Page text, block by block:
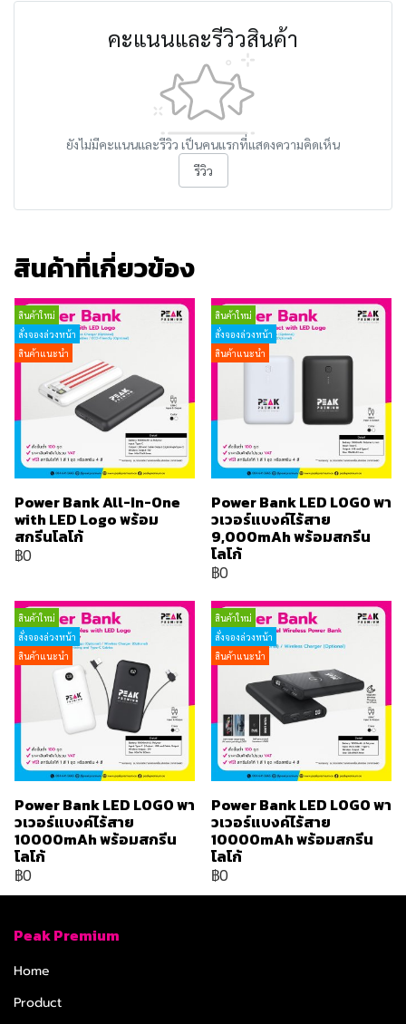
คะแนนและรีวิวสินค้า
ยังไม่มีคะแนนและรีวิว เป็นคนแรกที่แสดงความคิดเห็น
รีวิว
สินค้าที่เกี่ยวข้อง
สินค้าใหม่
สั่งจองล่วงหน้า
สินค้าแนะนำ
Power Bank All-In-One
with LED Logo พร้อม
สกรีนโลโก้
฿0
สินค้าใหม่
สั่งจองล่วงหน้า
สินค้าแนะนำ
Power Bank LED LOGO พา
วเวอร์แบงค์ไร้สาย
9,000mAh พร้อมสกรีน
โลโก้
฿0
สินค้าใหม่
สั่งจองล่วงหน้า
สินค้าแนะนำ
Power Bank LED LOGO พา
วเวอร์แบงค์ไร้สาย
10000mAh พร้อมสกรีน
โลโก้
฿0
สินค้าใหม่
สั่งจองล่วงหน้า
สินค้าแนะนำ
Power Bank LED LOGO พา
วเวอร์แบงค์ไร้สาย
10000mAh พร้อมสกรีน
โลโก้
฿0
Peak Premium
Home
Product